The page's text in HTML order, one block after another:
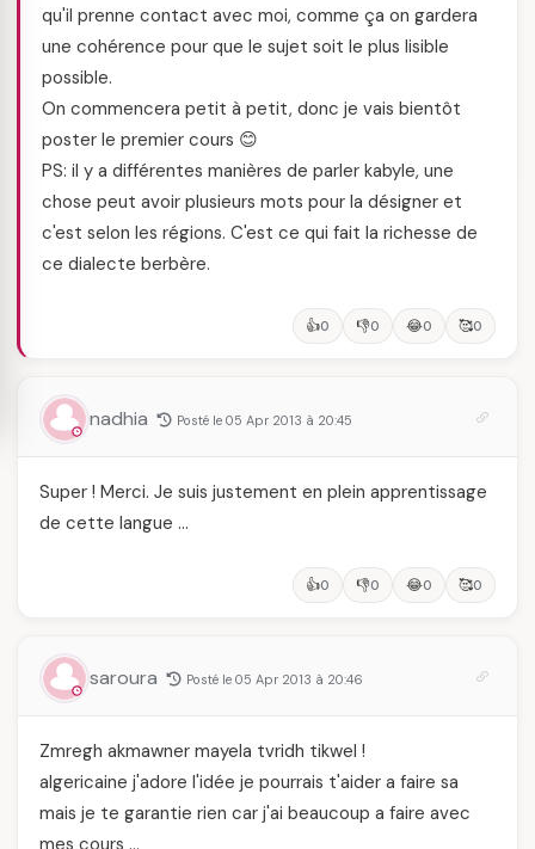
qu'il prenne contact avec moi, comme ça on gardera
une cohérence pour que le sujet soit le plus lisible
possible.
On commencera petit à petit, donc je vais bientôt
poster le premier cours 😊
PS: il y a différentes manières de parler kabyle, une
chose peut avoir plusieurs mots pour la désigner et
c'est selon les régions. C'est ce qui fait la richesse de
ce dialecte berbère.
👍0 👎0 😂0 🥰0
nadhia Posté le 05 Apr 2013 à 20:45
Super ! Merci. Je suis justement en plein apprentissage
de cette langue …
👍0 👎0 😂0 🥰0
saroura Posté le 05 Apr 2013 à 20:46
Zmregh akmawner mayela tvridh tikwel !
algericaine j'adore l'idée je pourrais t'aider a faire sa
mais je te garantie rien car j'ai beaucoup a faire avec
mes cours …